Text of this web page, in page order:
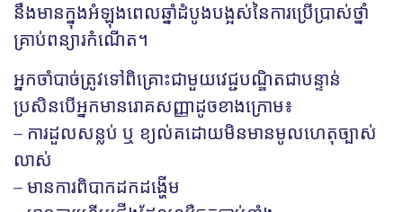
នឹងមានក្នុងអំឡុងពេលឆ្នាំដំបូងបង្អស់នៃការប្រើប្រាស់ថ្នាំ
គ្រាប់ពន្យារកំណើត។
អ្នកចាំបាច់ត្រូវទៅពិគ្រោះជាមួយវេជ្ជបណ្ឌិតជាបន្ទាន់
ប្រសិនបើអ្នកមានរោគសញ្ញាដូចខាងក្រោម​៖
– ការដួលសន្លប់ ឬ ខ្យល់គដោយមិនមានមូលហេតុច្បាស់
លាស់
– មានការពិបាកដកដង្ហើម